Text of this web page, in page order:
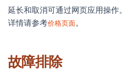
延长和取消可通过网页应用操作。
详情请参考价格页面。
故障排除